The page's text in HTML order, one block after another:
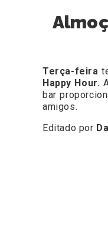
Terça-feira
Happy Hour.
bar
amigos.
Editado por